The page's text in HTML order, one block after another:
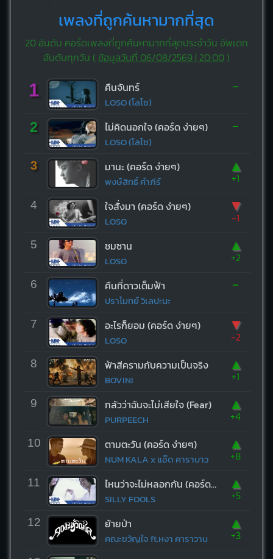
เพลงที่ถูกค้นหามากที่สุด
20 อันดับ คอร์ดเพลงที่ถูกค้นหามากที่สุดประจำวัน อัพเดท
อันดับทุกวัน ( ข้อมูลวันที่ 06/08/2569 | 20:00)
1 คืนจันทร์
LOSO (โลโซ)
-
2 ไม่คิดนอกใจ (คอร์ด ง่ายๆ)
LOSO (โลโซ)
-
3 มานะ (คอร์ด ง่ายๆ)
พงษ์สิทธิ์ คำภีร์
▲
+1
4 ใจสั่งมา (คอร์ด ง่ายๆ)
LOSO
▼
-1
5 ซมซาน
LOSO
▲
+2
6 คืนที่ดาวเต็มฟ้า
ปราโมทย์ วิเลปะนะ
-
7 อะไรก็ยอม (คอร์ด ง่ายๆ)
LOSO
▼
-2
8 ฟ้าสีครามกับความเป็นจริง
BOVINI
▲
+1
9 กลัวว่าฉันจะไม่เสียใจ (Fear)
PURPEECH
▲
+4
10 ตามตะวัน (คอร์ด ง่ายๆ)
NUM KALA x แอ๊ด คาราบาว
▲
+8
11 ไหนว่าจะไม่หลอกกัน (คอร์ด ง่ายๆ)
SILLY FOOLS
▲
+5
12 ย้ายป่า
คณะขวัญใจ ft.หงา คาราวาน
▲
+3